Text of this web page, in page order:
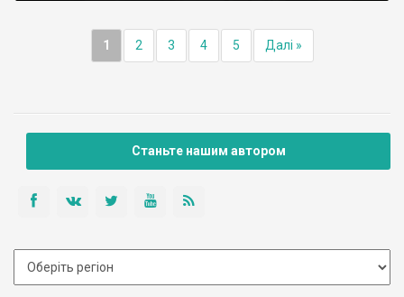
1 2 3 4 5 Далі »
Станьте нашим автором